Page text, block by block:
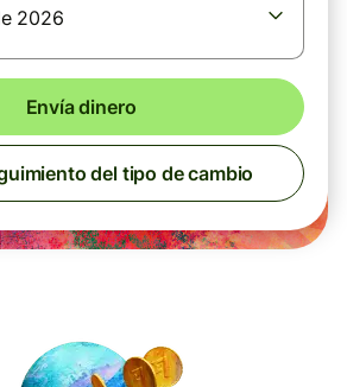
2026
Envía dinero
del tipo de cambio